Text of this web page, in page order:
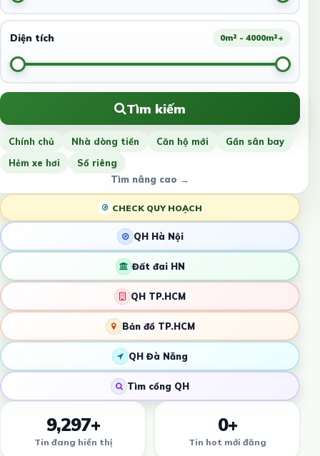
Diện tích 0m² - 4000m²+
Tìm kiếm
Chính chủ Nhà dòng tiền Căn hộ mới
Gần sân bay
Hẻm xe hơi
Sổ riêng
Tìm nâng cao →
CHECK QUY HOẠCH
QH Hà Nội
Đất đai HN
QH TP.HCM
Bản đồ TP.HCM
QH Đà Nẵng
Tìm cổng QH
9,297+
Tin đang hiển thị
0+
Tin hot mới đăng